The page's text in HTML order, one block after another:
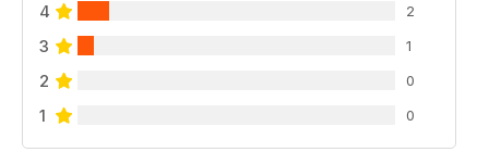
4 2
3 1
2 0
1 0